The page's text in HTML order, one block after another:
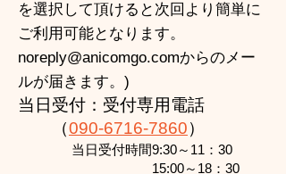
を選択して頂けると次回より簡単に
ご利用可能となります。
noreply@anicomgo.comからのメー
ルが届きます。)
当日受付：受付専用電話
（090-6716-7860）
当日受付時間9:30～11：30
15:00～18：30